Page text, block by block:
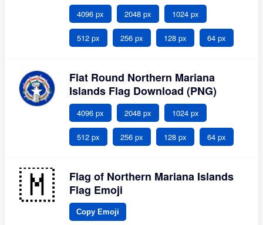
4096 px 2048 px 1024 px
512 px 256 px 128 px 64 px
Flat Round Northern Mariana
Islands Flag Download (PNG)
4096 px 2048 px 1024 px
512 px 256 px 128 px 64 px
Flag of Northern Mariana Islands
Flag Emoji
Copy Emoji